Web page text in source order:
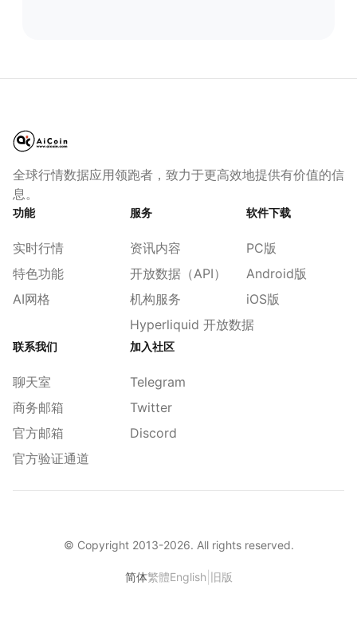
全球行情数据应用领跑者，致力于更高效地提供有价值的信
息。
功能
实时行情
特色功能
AI网格
服务
资讯内容
开放数据（API）
机构服务
Hyperliquid 开放数据
软件下载
PC版
Android版
iOS版
联系我们
聊天室
商务邮箱
官方邮箱
官方验证通道
加入社区
Telegram
Twitter
Discord
© Copyright 2013-2026. All rights reserved.
简体繁體English 旧版